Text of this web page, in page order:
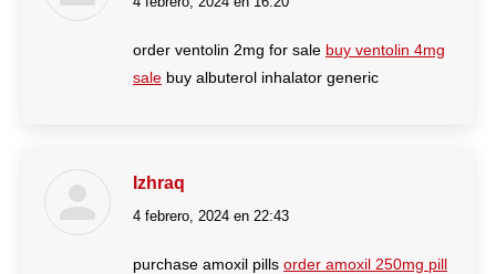
dice:
order ventolin 2mg for sale buy ventolin 4mg
sale buy albuterol inhalator generic
Izhraq
dice:
4 febrero, 2024 en 22:43
purchase amoxil pills order amoxil 250mg pill